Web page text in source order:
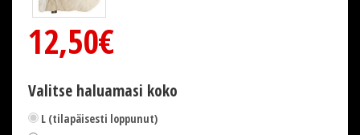
12,50€
Valitse haluamasi koko
L (tilapäisesti loppunut)